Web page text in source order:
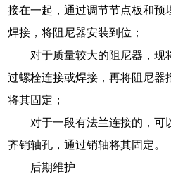
接在一起，通过调节节点板和预
焊接，将阻尼器安装到位；
对于质量较大的阻尼器，现
过螺栓连接或焊接，再将阻尼器
将其固定；
对于一段有法兰连接的，可
齐销轴孔，通过销轴将其固定。
后期维护